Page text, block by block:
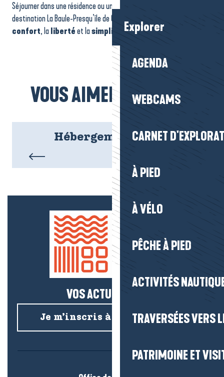
Explorer
AGENDA
WEBCAMS
CARNET
À PIED
À VÉLO
PÊCHE À PIED
ACTIVITÉS
TRAVERSÉES VERS
PATRIMOINE ET
Séjourner dans une résidence ou un village vacances sur la
destination La Baule-Presqu’île de Guérande, c’est choisir le
confort, lalibertéet lasimplicité.
VOUS AIMEREZ AUSSI...
Hébergement Férel
VOS ACTUS SALÉES !
Je m’inscris à la newsletter